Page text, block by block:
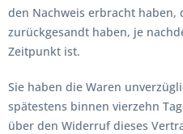
den Nachweis erbracht haben,
zurückgesandt haben, je
Zeitpunkt ist.
Sie haben die Waren
spätestens binnen vierzehn
über den Widerruf dieses